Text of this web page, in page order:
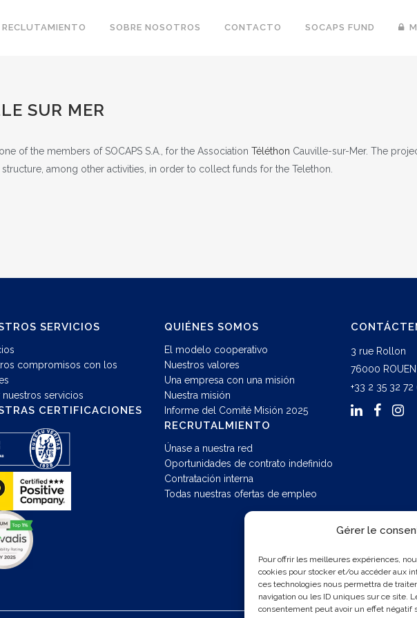
Gérer le
Pour offrir les meilleures expériences,
cookies pour stocker et/ou accéder aux
ces technologies nous permettra de
navigation ou les ID uniques sur ce site.
consentement peut avoir un effet négatif
RECLUTAMIENTO SOBRE NOSOTROS CONTACTO SOCAPS FUND
SUR MER
of the members of SOCAPS S.A., for the Association Téléthon Cauville-sur-Mer. The
among other activities, in order to collect funds for the Telethon.
SERVICIOS
compromisos con los
nuestros servicios
CERTIFICACIONES
QUIÉNES SOMOS
El modelo cooperativo
Nuestros valores
Una empresa con una misión
Nuestra misión
Informe del Comité Misión 2025
RECRUTALMIENTO
Únase a nuestra red
Oportunidades de contrato indefinido
Contratación interna
Todas nuestras ofertas de empleo
3 rue Rollon
76000 ROUEN
+33 2 35 32 72